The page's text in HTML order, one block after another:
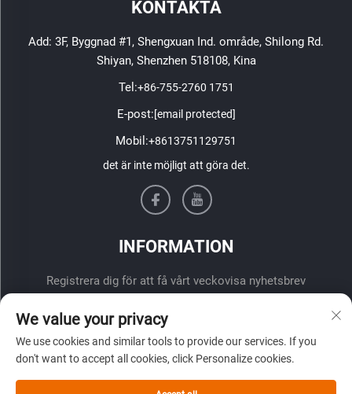
KONTAKTA
Add: 3F, Byggnad #1, Shengxuan Ind. område, Shilong Rd.
Shiyan, Shenzhen 518108, Kina
Tel:+86-755-2760 1751
E-post:[email protected]
Mobil:+8613751129751
det är inte möjligt att göra det.
INFORMATION
Registrera dig för att få vårt veckovisa nyhetsbrev
We value your privacy
We use cookies and similar tools to provide our services. If you
don't want to accept all cookies, click Personalize cookies.